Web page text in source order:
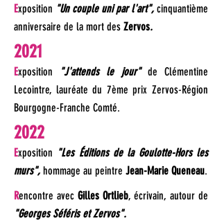
Exposition "Un couple uni par l'art",cinquantième
anniversaire de la mort des Zervos.
2021
Exposition "J'attends le jour"de Clémentine
Lecointre, lauréate du 7ème prix Zervos-Région
Bourgogne-Franche Comté.
2022
Exposition "Les Éditions de la Goulotte-Hors les
murs",hommage au peintre Jean-Marie Queneau.
Rencontre avec Gilles Ortlieb, écrivain, autour de
"Georges Séféris et Zervos".